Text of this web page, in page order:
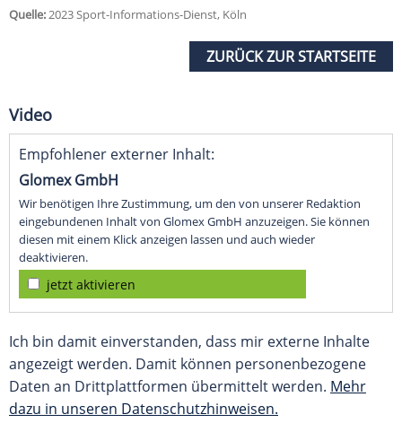
Quelle:2023 Sport-Informations-Dienst, Köln
ZURÜCK ZUR STARTSEITE
Video
Empfohlener externer Inhalt:
Glomex GmbH
Wir benötigen Ihre Zustimmung, um den von unserer Redaktion
eingebundenen Inhalt von Glomex GmbH anzuzeigen. Sie können
diesen mit einem Klick anzeigen lassen und auch wieder
deaktivieren.
jetzt aktivieren
Ich bin damit einverstanden, dass mir externe Inhalte
angezeigt werden. Damit können personenbezogene
Daten an Drittplattformen übermittelt werden. Mehr
dazu in unseren Datenschutzhinweisen.